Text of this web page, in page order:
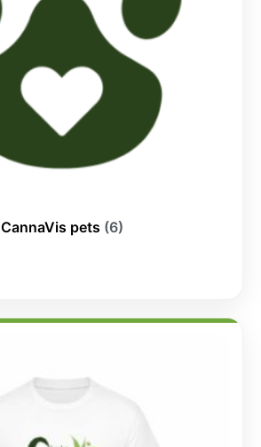
CannaVis pets (6)